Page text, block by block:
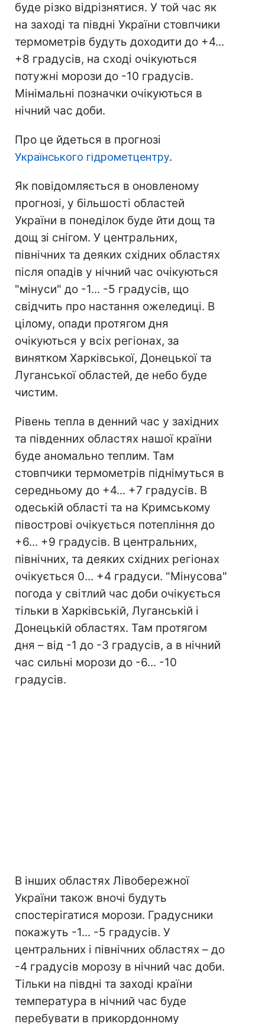
буде різко відрізнятися. У той час як
на заході та півдні України стовпчики
термометрів будуть доходити до +4...
+8 градусів, на сході очікуються
потужні морози до -10 градусів.
Мінімальні позначки очікуються в
нічний час доби.
Про це йдеться в прогнозі
Українського гідрометцентру.
Як повідомляється в оновленому
прогнозі, у більшості областей
України в понеділок буде йти дощ та
дощ зі снігом. У центральних,
північних та деяких східних областях
після опадів у нічний час очікуються
"мінуси" до -1... -5 градусів, що
свідчить про настання ожеледиці. В
цілому, опади протягом дня
очікуються у всіх регіонах, за
винятком Харківської, Донецької та
Луганської областей, де небо буде
чистим.
Рівень тепла в денний час у західних
та південних областях нашої країни
буде аномально теплим. Там
стовпчики термометрів піднімуться в
середньому до +4... +7 градусів. В
одеській області та на Кримському
півострові очікується потепління до
+6... +9 градусів. В центральних,
північних, та деяких східних регіонах
очікується 0... +4 градуси. "Мінусова"
погода у світлий час доби очікується
тільки в Харківській, Луганській і
Донецькій областях. Там протягом
дня – від -1 до -3 градусів, а в нічний
час сильні морози до -6... -10
градусів.
В інших областях Лівобережної
України також вночі будуть
спостерігатися морози. Градусники
покажуть -1... -5 градусів. У
центральних і північних областях – до
-4 градусів морозу в нічний час доби.
Тільки на півдні та заході країни
температура в нічний час буде
перебувати в прикордонному